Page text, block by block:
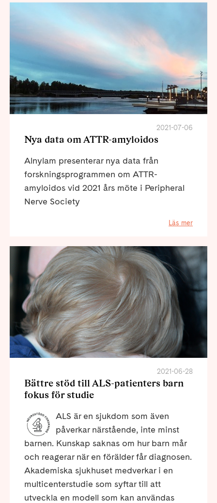
2021-07-06
Nya data om ATTR-amyloidos
Alnylam presenterar nya data från
forskningsprogrammen om ATTR-
amyloidos vid 2021 års möte i Peripheral
Nerve Society
Läs mer
2021-06-28
Bättre stöd till ALS-patienters barn
fokus för studie
ALS är en sjukdom som även
påverkar närstående, inte minst
barnen. Kunskap saknas om hur barn mår
och reagerar när en förälder får diagnosen.
Akademiska sjukhuset medverkar i en
multicenterstudie som syftar till att
utveckla en modell som kan användas